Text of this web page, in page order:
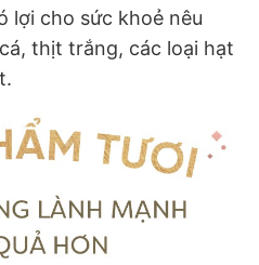
lợi cho sức khoẻ nêu
thịt trắng, các loại hạt